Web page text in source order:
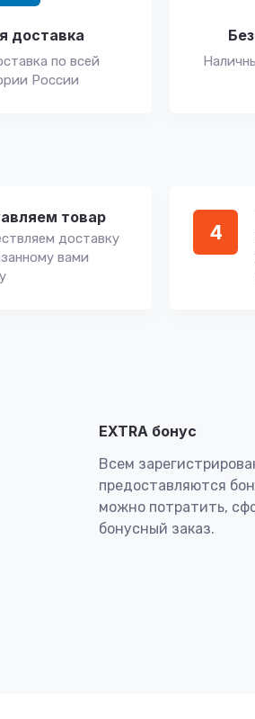
доставка
по всей
России
товар
доставку
вами
4
EXTRA бонус
Всем
предоставляются
можно потратить,
бонусный заказ.